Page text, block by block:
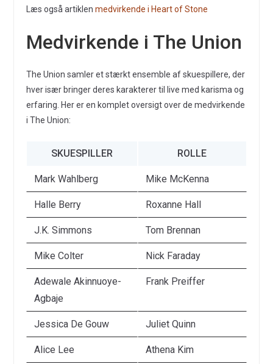
Læs også artiklen medvirkende i Heart of Stone
Medvirkende i The Union
The Union samler et stærkt ensemble af skuespillere, der
hver især bringer deres karakterer til live med karisma og
erfaring. Her er en komplet oversigt over de medvirkende
i The Union:
SKUESPILLER ROLLE
Mark Wahlberg Mike McKenna
Halle Berry Roxanne Hall
J.K. Simmons Tom Brennan
Mike Colter Nick Faraday
Adewale Akinnuoye-
Agbaje
Frank Preiffer
Jessica De Gouw Juliet Quinn
Alice Lee Athena Kim